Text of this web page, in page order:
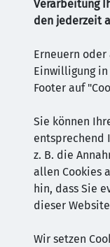
Verarbeitung
den jederzeit
Erneuern
Einwilligung
Footer auf
Sie können
entsprechend
z. B. die
allen Cookies
hin, dass Sie
dieser
Wir setzen